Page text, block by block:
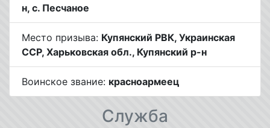
н, с. Песчаное
Место призыва: Купянский РВК, Украинская
ССР, Харьковская обл., Купянский р-н
Воинское звание: красноармеец
Служба